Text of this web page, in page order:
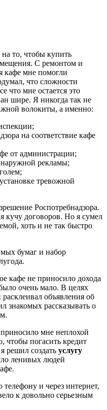
на то, чтобы купить
С ремонтом и
кафе мне помогли
что сложности
что мне остается это
шире. Я никогда так не
волокиты, а именно:
на соответствие кафе
от администрации;
рекламы;
тревожной
Роспотребнадзора.
кучу договоров. Но я сумел
хоть и не так быстро
бумаг и набор
кафе не приносило дохода
очень мало. В целях
объявления об
знакомых рассказывать о
мне неплохой
чтобы погасить кредит
решил создать услугу
ленивых людей
и через интернет,
к довольно серьезным